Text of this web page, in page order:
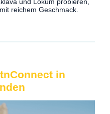
und Lokum probieren,
reichem Geschmack.
in